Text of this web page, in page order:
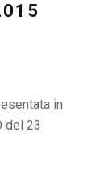
in
del 23